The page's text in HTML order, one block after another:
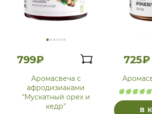
799₽
Аромасвеча с
афродизиаками
"Мускатный орех и
кедр"
725₽
В